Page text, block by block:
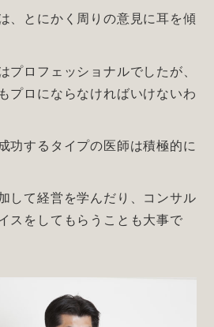
、とにかく周りの意見に耳を傾
プロフェッショナルでしたが、
プロにならなければいけないわ
功するタイプの医師は積極的に
して経営を学んだり、コンサル
スをしてもらうことも大事で